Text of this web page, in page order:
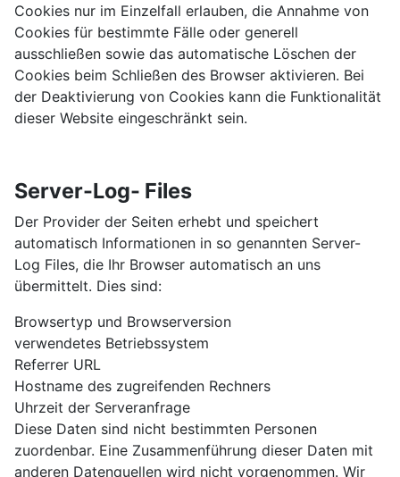
Cookies nur im Einzelfall erlauben, die Annahme von
Cookies für bestimmte Fälle oder generell
ausschließen sowie das automatische Löschen der
Cookies beim Schließen des Browser aktivieren. Bei
der Deaktivierung von Cookies kann die Funktionalität
dieser Website eingeschränkt sein.
Server-Log- Files
Der Provider der Seiten erhebt und speichert
automatisch Informationen in so genannten Server-
Log Files, die Ihr Browser automatisch an uns
übermittelt. Dies sind:
Browsertyp und Browserversion
verwendetes Betriebssystem
Referrer URL
Hostname des zugreifenden Rechners
Uhrzeit der Serveranfrage
Diese Daten sind nicht bestimmten Personen
zuordenbar. Eine Zusammenführung dieser Daten mit
anderen Datenquellen wird nicht vorgenommen. Wir